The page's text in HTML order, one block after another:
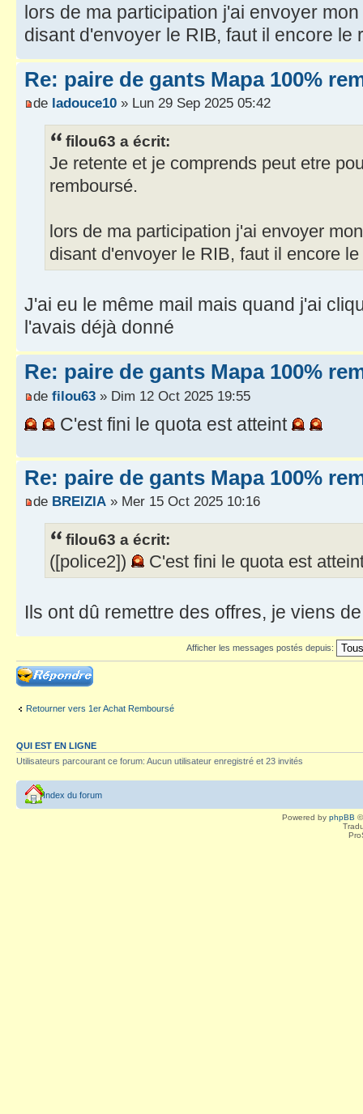
lors de ma participation j'ai envoyer
disant d'envoyer le RIB, faut il encore le
Re: paire de gants Mapa 100%
de ladouce10 » Lun 29 Sep 2025 05:42
filou63 a écrit:
Je retente et je comprends peut etre
remboursé.
lors de ma participation j'ai envoyer
disant d'envoyer le RIB, faut il encore
J'ai eu le même mail mais quand j'ai
l'avais déjà donné
Re: paire de gants Mapa 100%
de filou63 » Dim 12 Oct 2025 19:55
C'est fini le quota est atteint
Re: paire de gants Mapa 100%
de BREIZIA » Mer 15 Oct 2025 10:16
filou63 a écrit:
([police2]) C'est fini le quota est
Ils ont dû remettre des offres, je viens
Afficher les messages postés depuis:
Répondre
Retourner vers 1er Achat Remboursé
QUI EST EN LIGNE
Utilisateurs parcourant ce forum: Aucun utilisateur enregistré et 23 invités
Index du forum
Powered by phpBB